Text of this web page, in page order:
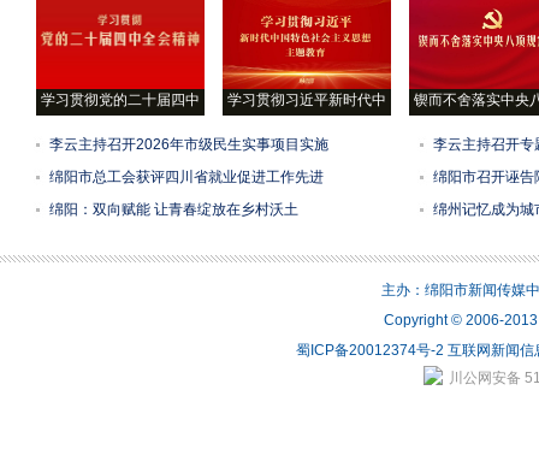
学习贯彻党的二十届四中 学习贯彻习近平新时代中 锲而不舍落实中央
李云主持召开2026年市级民生实事项目实施
李云主持召开专
绵阳市总工会获评四川省就业促进工作先进
绵阳市召开诬告
绵阳：双向赋能 让青春绽放在乡村沃土
绵州记忆成为城
主办：绵阳市新闻传媒
Copyright © 2006-
蜀ICP备20012374号-2 互联网新闻
川公网安备